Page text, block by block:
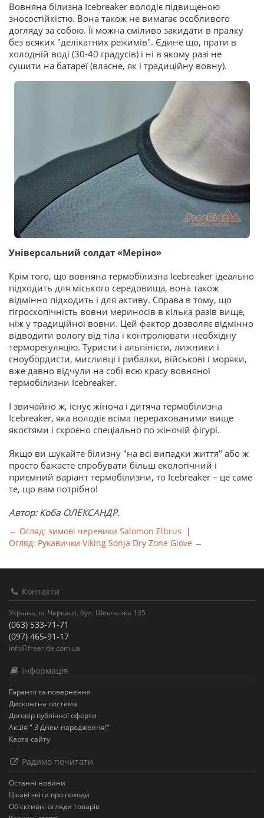
Вовняна білизна Icebreaker володіє підвищеною
зносостійкістю. Вона також не вимагає особливого
догляду за собою. Її можна сміливо закидати в пралку
без всяких "делікатних режимів". Єдине що, прати в
холодній воді (30-40 градусів) і ні в якому разі не
сушити на батареї (власне, як і традиційну вовну).
Універсальний солдат «Меріно»
Крім того, що вовняна термобілизна Icebreaker ідеально
підходить для міського середовища, вона також
відмінно підходить і для активу. Справа в тому, що
гігроскопічність вовни мериносів в кілька разів вище,
ніж у традиційної вовни. Цей фактор дозволяє відмінно
відводити вологу від тіла і контролювати необхідну
терморегуляцію. Туристи і альпіністи, лижники і
сноубордисти, мисливці і рибалки, військові і моряки,
вже давно відчули на собі всю красу вовняної
термобілизни Icebreaker.
І звичайно ж, існує жіноча і дитяча термобілизна
Icebreaker, яка володіє всіма перерахованими вище
якостями і скроєно спеціально по жіночій фігурі.
Якщо ви шукайте білизну "на всі випадки життя" або ж
просто бажаєте спробувати більш екологічний і
приємний варіант термобілизни, то Icebreaker – це саме
те, що вам потрібно!
Автор: Коба ОЛЕКСАНДР.
← Огляд: зимові черевики Salomon Elbrus |
Огляд: Рукавички Viking Sonja Dry Zone Glove →
Контакти
Україна, м. Черкаси, бул. Шевченка 135
(063) 533-71-71
(097) 465-91-17
info@freeride.com.ua
Інформація
Гарантії та повернення
Дисконтна система
Договір публічної оферти
Акція " З Днем народження!"
Карта сайту
Радимо почитати
Останнi новини
Цікаві звіти про походи
Об'єктивні огляди товарів